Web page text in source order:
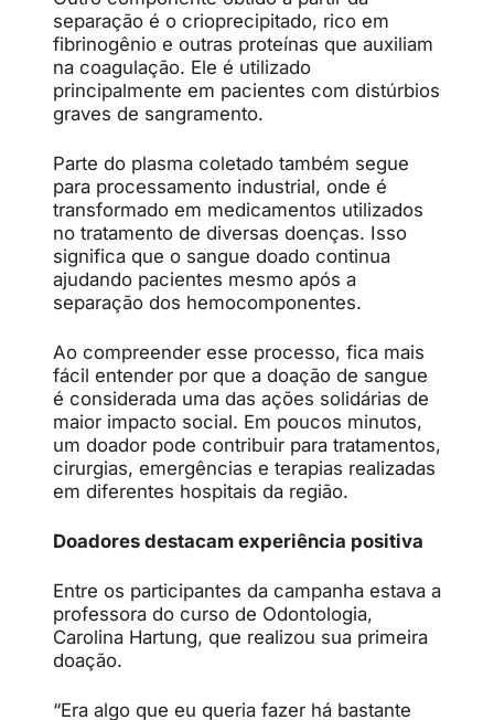
separação é o crioprecipitado, rico em
fibrinogênio e outras proteínas que auxiliam
na coagulação. Ele é utilizado
principalmente em pacientes com distúrbios
graves de sangramento.
Parte do plasma coletado também segue
para processamento industrial, onde é
transformado em medicamentos utilizados
no tratamento de diversas doenças. Isso
significa que o sangue doado continua
ajudando pacientes mesmo após a
separação dos hemocomponentes.
Ao compreender esse processo, fica mais
fácil entender por que a doação de sangue
é considerada uma das ações solidárias de
maior impacto social. Em poucos minutos,
um doador pode contribuir para tratamentos,
cirurgias, emergências e terapias realizadas
em diferentes hospitais da região.
Doadores destacam experiência positiva
Entre os participantes da campanha estava a
professora do curso de Odontologia,
Carolina Hartung, que realizou sua primeira
doação.
“Era algo que eu queria fazer há bastante